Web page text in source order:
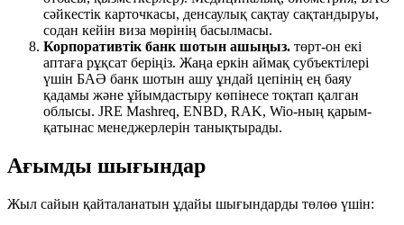
сәйкестік карточкасы, денсаулық сақтау сақтандыруы,
содан кейін виза мөрінің басылмасы.
Корпоративтік банк шотын ашыңыз. төрт-он екі
аптаға рұқсат беріңіз. Жаңа еркін аймақ субъектілері
үшін БАӘ банк шотын ашу ұндай цепінің ең баяу
қадамы және ұйымдастыру көпінесе тоқтап қалган
облысы. JRE Mashreq, ENBD, RAK, Wio-ның қарым-
қатынас менеджерлерін танықтырады.
Ағымды шығындар
Жыл сайын қайталанатын ұдайы шығындарды төлөө үшін: